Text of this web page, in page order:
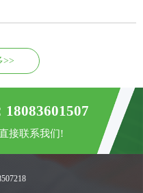
>>
接联系我们!